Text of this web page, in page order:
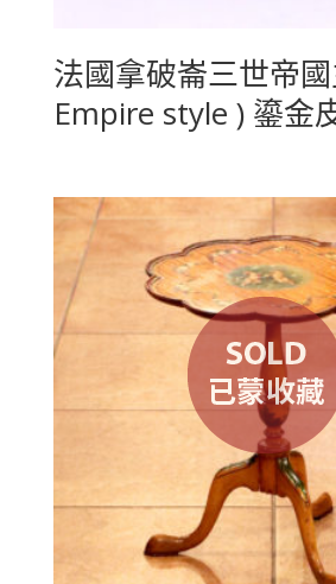
法國拿破崙三世帝
Empire style ) 鎏金